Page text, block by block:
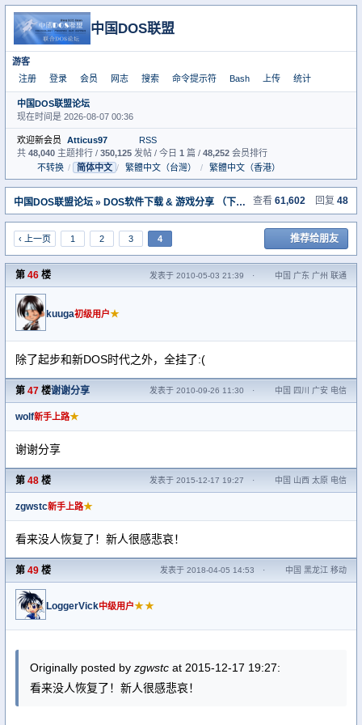
中国DOS联盟
游客
注册
登录 会员 网志 搜索 命令提示符 Bash 上传 统计
中国DOS联盟论坛
现在时间是 2026-08-07 00:36
欢迎新会员 Atticus97
RSS
共 48,040 主题排行 / 350,125 发帖 / 今日 1 篇 / 48,252 会员排行
不转换 / 简体中文 / 繁體中文（台灣） / 繁體中文（香港）
中国DOS联盟论坛 » DOS软件下载 & 游戏分享 （下载室） » [推荐]DOS联盟下
查看 61,602 回复 48
‹ 上一页 1 2 3 4 推荐给朋友
第 46 楼 发表于 2010-05-03 21:39 · 中国 广东 广州 联通
kuuga初级用户★
除了起步和新DOS时代之外，全挂了:(
第 47 楼谢谢分享 发表于 2010-09-26 11:30 · 中国 四川 广安 电信
wolf新手上路★
谢谢分享
第 48 楼 发表于 2015-12-17 19:27 · 中国 山西 太原 电信
zgwstc新手上路★
看来没人恢复了！新人很感悲哀！
第 49 楼 发表于 2018-04-05 14:53 · 中国 黑龙江 移动
LoggerVick中级用户★★
Originally posted by zgwstc at 2015-12-17 19:27:
看来没人恢复了！新人很感悲哀！